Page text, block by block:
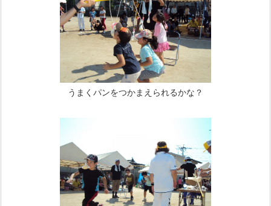
うまくパンをつかまえられるかな？